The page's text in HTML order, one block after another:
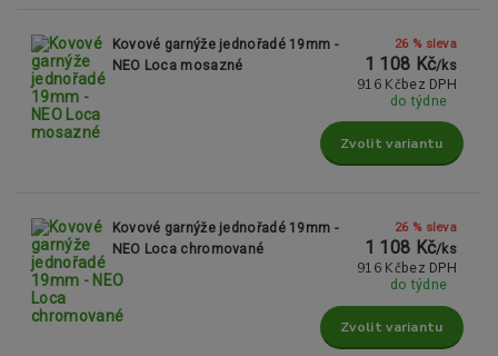
Kovové garnýže jednořadé 19mm -
NEO Loca mosazné
26 % sleva
1 108 Kč/ks
916 Kč bez DPH
do týdne
Zvolit variantu
Kovové garnýže jednořadé 19mm -
NEO Loca chromované
26 % sleva
1 108 Kč/ks
916 Kč bez DPH
do týdne
Zvolit variantu